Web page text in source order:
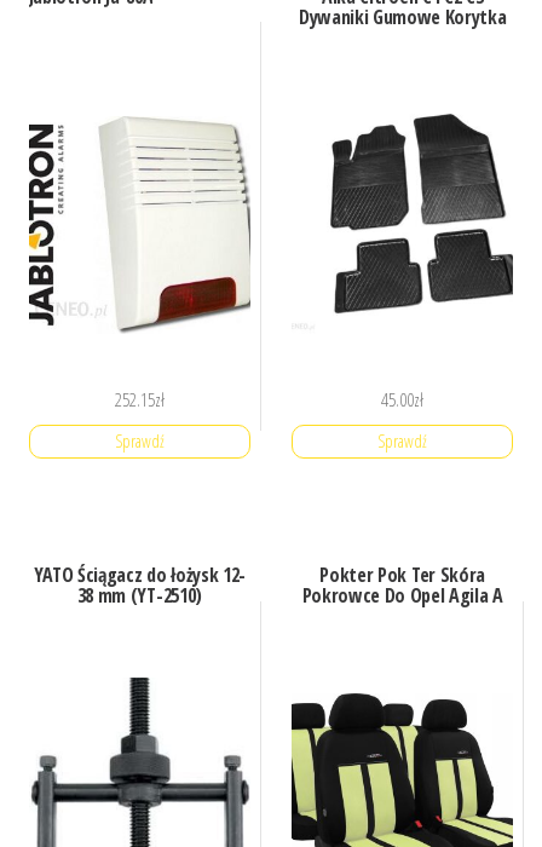
252.15zł
Sprawdź
Dywaniki Gumowe Korytka
45.00zł
Sprawdź
YATO Ściągacz do łożysk 12-
38 mm (YT-2510)
Pokter Pok Ter Skóra
Pokrowce Do Opel Agila A